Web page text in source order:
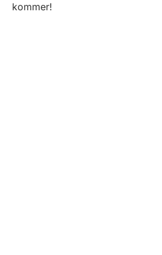
kommer!